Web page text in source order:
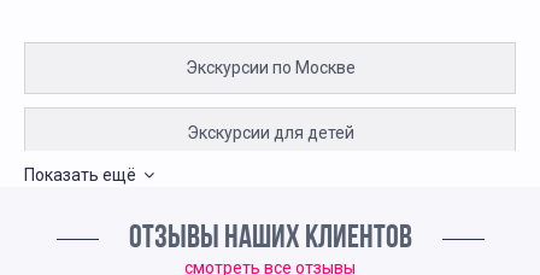
Экскурсии по Москве
Экскурсии для детей
Интересные экскурсии по Москве для москвичей
Показать ещё
ОТЗЫВЫ НАШИХ КЛИЕНТОВ
смотреть все отзывы